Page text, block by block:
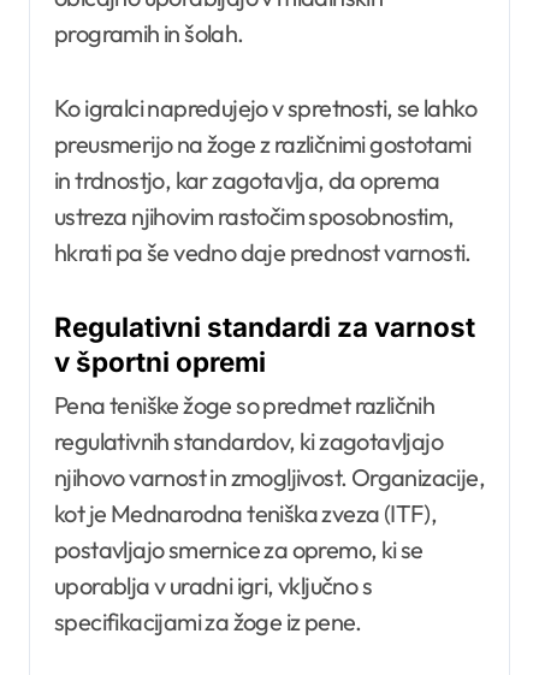
programih in šolah.
Ko igralci napredujejo v spretnosti, se lahko
preusmerijo na žoge z različnimi gostotami
in trdnostjo, kar zagotavlja, da oprema
ustreza njihovim rastočim sposobnostim,
hkrati pa še vedno daje prednost varnosti.
Regulativni standardi za varnost
v športni opremi
Pena teniške žoge so predmet različnih
regulativnih standardov, ki zagotavljajo
njihovo varnost in zmogljivost. Organizacije,
kot je Mednarodna teniška zveza (ITF),
postavljajo smernice za opremo, ki se
uporablja v uradni igri, vključno s
specifikacijami za žoge iz pene.